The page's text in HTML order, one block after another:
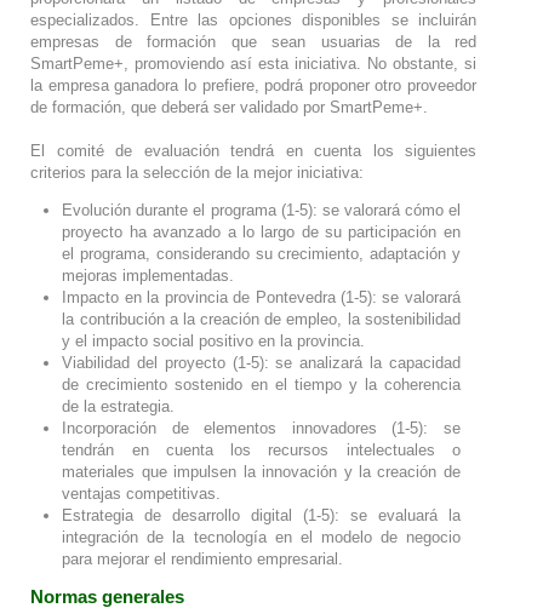
especializados. Entre las opciones disponibles se incluirán
empresas de formación que sean usuarias de la red
SmartPeme+, promoviendo así esta iniciativa. No obstante, si
la empresa ganadora lo prefiere, podrá proponer otro proveedor
de formación, que deberá ser validado por SmartPeme+.
El comité de evaluación tendrá en cuenta los siguientes
criterios para la selección de la mejor iniciativa:
Evolución durante el programa (1-5): se valorará cómo el
proyecto ha avanzado a lo largo de su participación en
el programa, considerando su crecimiento, adaptación y
mejoras implementadas.
Impacto en la provincia de Pontevedra (1-5): se valorará
la contribución a la creación de empleo, la sostenibilidad
y el impacto social positivo en la provincia.
Viabilidad del proyecto (1-5): se analizará la capacidad
de crecimiento sostenido en el tiempo y la coherencia
de la estrategia.
Incorporación de elementos innovadores (1-5): se
tendrán en cuenta los recursos intelectuales o
materiales que impulsen la innovación y la creación de
ventajas competitivas.
Estrategia de desarrollo digital (1-5): se evaluará la
integración de la tecnología en el modelo de negocio
para mejorar el rendimiento empresarial.
Normas generales